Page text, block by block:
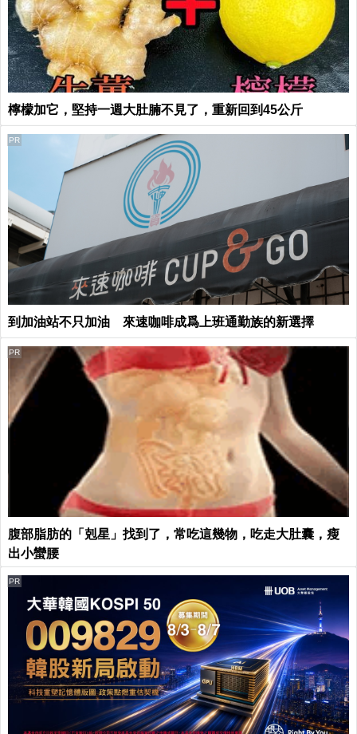
檸檬加它，堅持一週大肚腩不見了，重新回到45公斤
到加油站不只加油 來速咖啡成爲上班通勤族的新選擇
PR
腹部脂肪的「剋星」找到了，常吃這幾物，吃走大肚囊，瘦
出小蠻腰
PR
PR